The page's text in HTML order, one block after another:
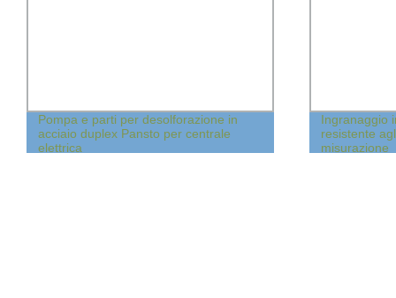
Pompa e parti per desolforazione in
acciaio duplex Pansto per centrale
elettrica
Ingranaggio
resistente
misurazione